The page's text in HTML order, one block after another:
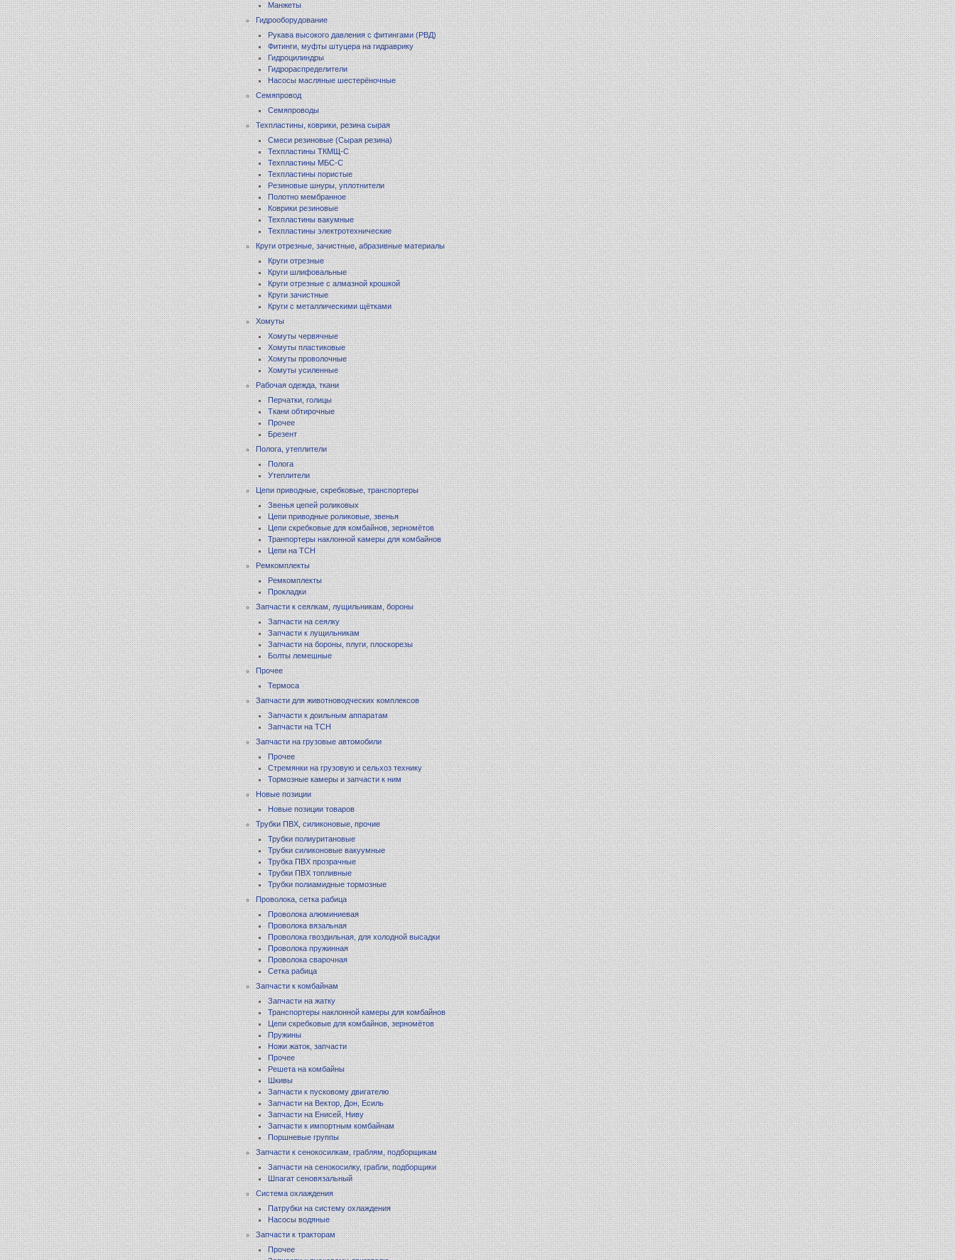
Манжеты
Гидрооборудование
Рукава высокого давления с фитингами (РВД)
Фитинги, муфты штуцера на гидраврику
Гидроцилиндры
Гидрораспределители
Насосы масляные шестерёночные
Семяпровод
Семяпроводы
Техпластины, коврики, резина сырая
Смеси резиновые (Сырая резина)
Техпластины ТКМЩ-С
Техпластины МБС-С
Техпластины пористые
Резиновые шнуры, уплотнители
Полотно мембранное
Коврики резиновые
Техпластины вакумные
Техпластины электротехнические
Круги отрезные, зачистные, абразивные материалы
Круги отрезные
Круги шлифовальные
Круги отрезные с алмазной крошкой
Круги зачистные
Круги с металлическими щётками
Хомуты
Хомуты червячные
Хомуты пластиковые
Хомуты проволочные
Хомуты усиленные
Рабочая одежда, ткани
Перчатки, голицы
Ткани обтирочные
Прочее
Брезент
Полога, утеплители
Полога
Утеплители
Цепи приводные, скребковые, транспортеры
Звенья цепей роликовых
Цепи приводные роликовые, звенья
Цепи скребковые для комбайнов, зерномётов
Транпортеры наклонной камеры для комбайнов
Цепи на ТСН
Ремкомплекты
Ремкомплекты
Прокладки
Запчасти к сеялкам, лущильникам, бороны
Запчасти на сеялку
Запчасти к лущильникам
Запчасти на бороны, плуги, плоскорезы
Болты лемешные
Прочее
Термоса
Запчасти для животноводческих комплексов
Запчасти к доильным аппаратам
Запчасти на ТСН
Запчасти на грузовые автомобили
Прочее
Стремянки на грузовую и сельхоз технику
Тормозные камеры и запчасти к ним
Новые позиции
Новые позиции товаров
Трубки ПВХ, силиконовые, прочие
Трубки полиуритановые
Трубки силиконовые вакуумные
Трубка ПВХ прозрачные
Трубки ПВХ топливные
Трубки полиамидные тормозные
Проволока, сетка рабица
Проволока алюминиевая
Проволока вязальная
Проволока гвоздильная, для холодной высадки
Проволока пружинная
Проволока сварочная
Сетка рабица
Запчасти к комбайнам
Запчасти на жатку
Транспортеры наклонной камеры для комбайнов
Цепи скребковые для комбайнов, зерномётов
Пружины
Ножи жаток, запчасти
Прочее
Решета на комбайны
Шкивы
Запчасти к пусковому двигателю
Запчасти на Вектор, Дон, Есиль
Запчасти на Енисей, Ниву
Запчасти к импортным комбайнам
Поршневые группы
Запчасти к сенокосилкам, граблям, подборщикам
Запчасти на сенокосилку, грабли, подборщики
Шпагат сеновязальный
Система охлаждения
Патрубки на систему охлаждения
Насосы водяные
Запчасти к тракторам
Прочее